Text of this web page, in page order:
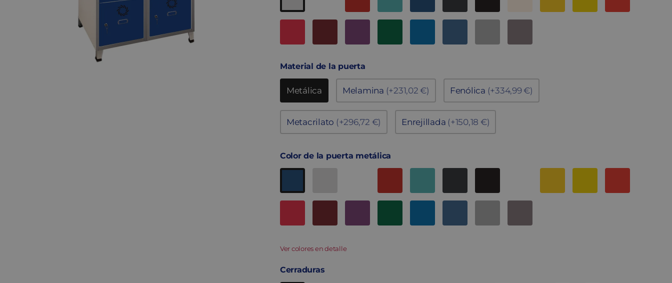
Material de la puerta
Metálica Melamina (+231,02 €) Fenólica (+334,99 €)
Metacrilato (+296,72 €) Enrejillada (+150,18 €)
Color de la puerta metálica
Ver colores en detalle
Cerraduras